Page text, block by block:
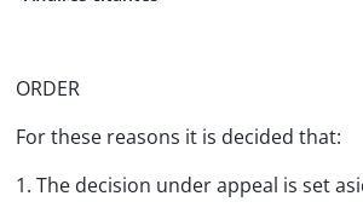
ORDER
For these reasons it is decided that:
1. The decision under appeal is set